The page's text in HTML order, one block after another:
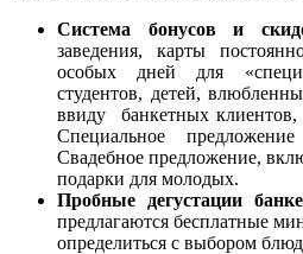
Система бонусов и
заведения, карты
особых дней для
студентов, детей,
ввиду банкетных клиентов,
Специальное
Свадебное предложение,
подарки для молодых.
Пробные дегустации
предлагаются бесплатные
определиться с выбором